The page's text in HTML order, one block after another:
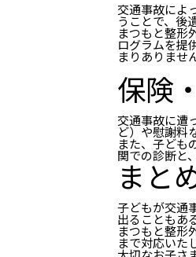
交通事故によ
うことで、後
まつもと整形
ログラムを提
まりありませ
保険
交通事故に遭
ど）や慰謝料
また、子ども
関での診断と
まと
子どもが交通
出ることもあ
まつもと整形
まで対応いた